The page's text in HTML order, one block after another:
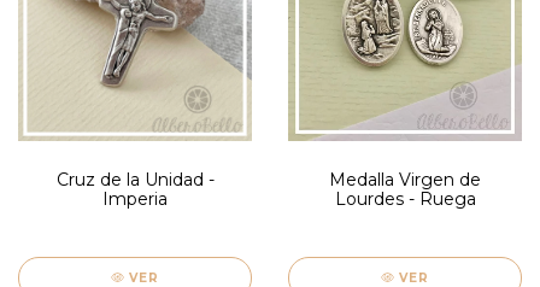
Cruz de la Unidad -
Imperia
VER
Medalla Virgen de
Lourdes - Ruega
VER